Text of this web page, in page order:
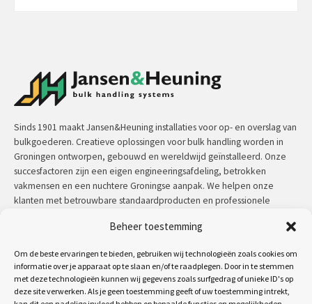
Beheer toestemming
Om de beste ervaringen te bieden, gebruiken wij technologieën zoals cookies om
informatie over je apparaat op te slaan en/of te raadplegen. Door in te stemmen
met deze technologieën kunnen wij gegevens zoals surfgedrag of unieke ID's op
deze site verwerken. Als je geen toestemming geeft of uw toestemming intrekt,
Sinds 1901 maakt Jansen&Heuning installaties voor op- en overslag van
bulkgoederen. Creatieve oplossingen voor bulk handling worden in
Groningen ontworpen, gebouwd en wereldwijd geïnstalleerd. Onze
succesfactoren zijn een eigen engineeringsafdeling, betrokken
vakmensen en een nuchtere Groningse aanpak. We helpen onze
klanten met betrouwbare standaardproducten en professionele
lees meer